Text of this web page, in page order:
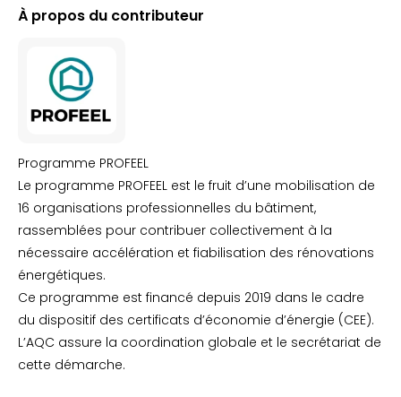
À propos du contributeur
Programme PROFEEL
Le programme PROFEEL est le fruit d’une mobilisation de
16 organisations professionnelles du bâtiment,
rassemblées pour contribuer collectivement à la
nécessaire accélération et fiabilisation des rénovations
énergétiques.
Ce programme est financé depuis 2019 dans le cadre
du dispositif des certificats d’économie d’énergie (CEE).
L’AQC assure la coordination globale et le secrétariat de
cette démarche.